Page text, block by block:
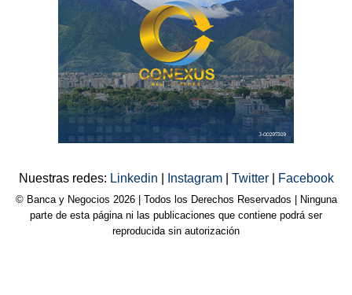
Nuestras redes: Linkedin Instagram Twitter Facebook
© Banca y Negocios 2026 | Todos los Derechos Reservados | Ninguna
parte de esta página ni las publicaciones que contiene podrá ser
reproducida sin autorización